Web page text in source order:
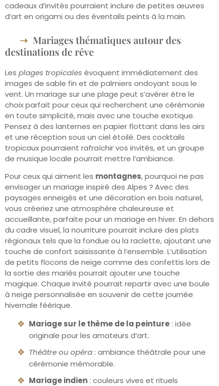
cadeaux d’invités pourraient inclure de petites œuvres
d’art en origami ou des éventails peints à la main.
Mariages thématiques autour des
destinations de rêve
Les plages tropicales évoquent immédiatement des
images de sable fin et de palmiers ondoyant sous le
vent. Un mariage sur une plage peut s’avérer être le
choix parfait pour ceux qui recherchent une cérémonie
en toute simplicité, mais avec une touche exotique.
Pensez à des lanternes en papier flottant dans les airs
et une réception sous un ciel étoilé. Des cocktails
tropicaux pourraient rafraîchir vos invités, et un groupe
de musique locale pourrait mettre l’ambiance.
Pour ceux qui aiment les montagnes, pourquoi ne pas
envisager un mariage inspiré des Alpes ? Avec des
paysages enneigés et une décoration en bois naturel,
vous créeriez une atmosphère chaleureuse et
accueillante, parfaite pour un mariage en hiver. En dehors
du cadre visuel, la nourriture pourrait inclure des plats
régionaux tels que la fondue ou la raclette, ajoutant une
touche de confort saisissante à l’ensemble. L’utilisation
de petits flocons de neige comme des confettis lors de
la sortie des mariés pourrait ajouter une touche
magique. Chaque invité pourrait repartir avec une boule
à neige personnalisée en souvenir de cette journée
hivernale féérique.
Mariage sur le thème de la peinture : idée
originale pour les amateurs d’art.
Théâtre ou opéra : ambiance théâtrale pour une
cérémonie mémorable.
Mariage indien : couleurs vives et rituels